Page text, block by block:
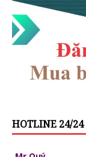
HOTLINE 24/24